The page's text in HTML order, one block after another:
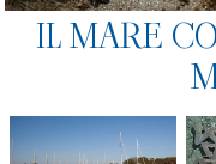
IL MARE